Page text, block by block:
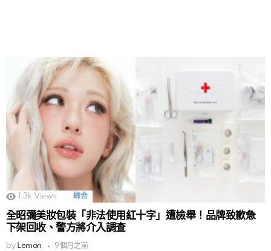
1.3k Views 綜合
全昭彌美妝包裝「非法使用紅十字」遭檢舉！品牌致歉急
下架回收、警方將介入調查
by Lemon 9個月之前